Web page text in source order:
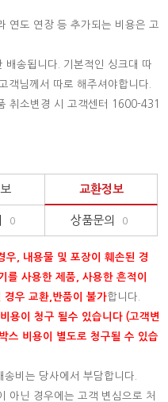
연도 연장 등 추가되는 비용은 고
배송됩니다. 기본적인 싱크대 따
객님께서 따로 해주셔야합니다.
취소변경 시 고객센터 1600-431
교환정보
0 상품문의 0
우, 내용물 및 포장이 훼손된 경
를 사용한 제품, 사용한 흔적이
경우 교환,반품이 불가합니다.
용이 청구 될수 있습니다 (고객변
스 비용이 별도로 청구될 수 있습
비는 당사에서 부담합니다.
아닌 경우에는 고객 변심으로 처